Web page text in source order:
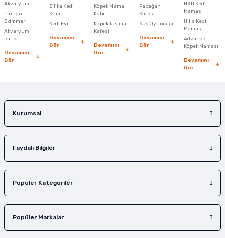
Akvaryumu
Protein
Skimmer
Akvaryum
Isıtıcı
Devamını
Gör
Silika Kedi
Kumu
Kedi Evi
Devamını
Gör
Köpek Mama
Kabı
Köpek Taşıma
Kafesi
Devamını
Gör
Papağan
Kafesi
Kuş Oyuncağı
Devamını
Gör
N&D Kedi
Maması
Hills Kedi
Maması
Advance
Köpek Maması
Devamını
Gör
Kurumsal
Faydalı Bilgiler
Popüler Kategoriler
Popüler Markalar